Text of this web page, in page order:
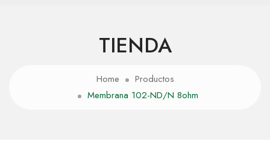
TIENDA
Home
Productos
Membrana 102-ND/N 8ohm